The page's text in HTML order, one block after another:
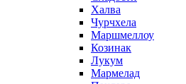
Халва
Чурчхела
Маршмеллоу
Козинак
Лукум
Мармелад